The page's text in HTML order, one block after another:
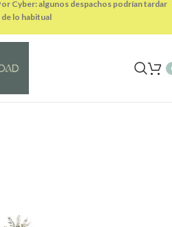
Cyber: algunos despachos podrían tardar
de lo habitual